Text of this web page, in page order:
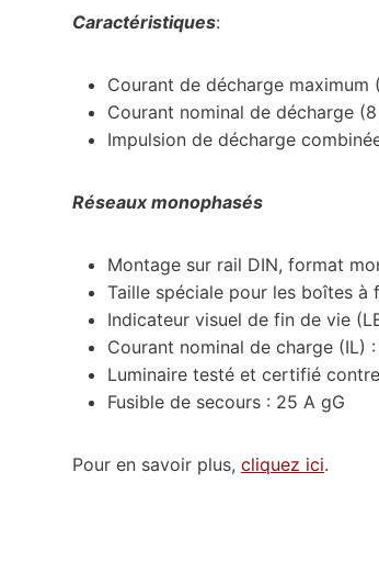
Caractéristiques:
Courant de décharge maximum
Courant nominal de décharge
Impulsion de décharge
Réseaux monophasés
Montage sur rail DIN, format
Taille spéciale pour les boîtes à
Indicateur visuel de fin de vie
Courant nominal de charge (IL)
Luminaire testé et certifié
Fusible de secours : 25 A gG
Pour en savoir plus, cliquez ici.